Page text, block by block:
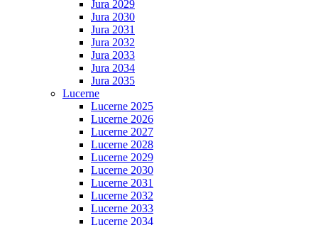
Jura 2029
Jura 2030
Jura 2031
Jura 2032
Jura 2033
Jura 2034
Jura 2035
Lucerne
Lucerne 2025
Lucerne 2026
Lucerne 2027
Lucerne 2028
Lucerne 2029
Lucerne 2030
Lucerne 2031
Lucerne 2032
Lucerne 2033
Lucerne 2034